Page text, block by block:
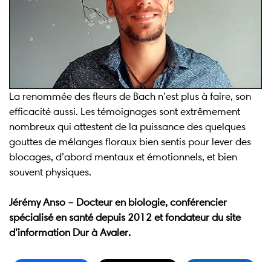
La renommée des fleurs de Bach n’est plus à faire, son
efficacité aussi. Les témoignages sont extrêmement
nombreux qui attestent de la puissance des quelques
gouttes de mélanges floraux bien sentis pour lever des
blocages, d’abord mentaux et émotionnels, et bien
souvent physiques.
Jérémy Anso – Docteur en biologie, conférencier
spécialisé en santé depuis 2012 et fondateur du site
d’information Dur à Avaler.